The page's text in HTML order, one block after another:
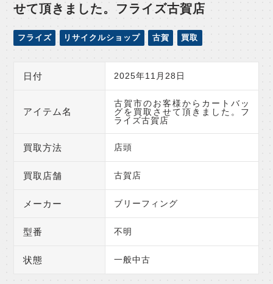
せて頂きました。フライズ古賀店
フライズ リサイクルショップ 古賀 買取
日付 2025年11月28日
アイテム名
古賀市のお客様からカートバッ
グを買取させて頂きました。フ
ライズ古賀店
買取方法 店頭
買取店舗 古賀店
メーカー ブリーフィング
型番 不明
状態 一般中古